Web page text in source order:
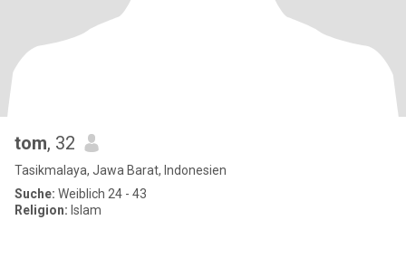
tom, 32
Tasikmalaya, Jawa Barat, Indonesien
Suche: Weiblich 24 - 43
Religion: Islam